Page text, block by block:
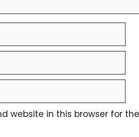
website in this browser for